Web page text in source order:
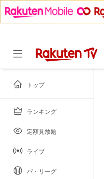
トップ
ランキング
定額見放題
ライブ
パ・リーグ